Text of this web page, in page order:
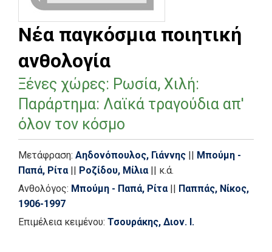
Νέα παγκόσμια ποιητική
ανθολογία
Ξένες χώρες: Ρωσία, Χιλή:
Παράρτημα: Λαϊκά τραγούδια απ'
όλον τον κόσμο
Μετάφραση: Αηδονόπουλος, Γιάννης || Μπούμη -
Παπά, Ρίτα || Ροζίδου, Μίλια || κ.ά.
Ανθολόγος: Μπούμη - Παπά, Ρίτα || Παππάς, Νίκος,
1906-1997
Επιμέλεια κειμένου: Τσουράκης, Διον. Ι.